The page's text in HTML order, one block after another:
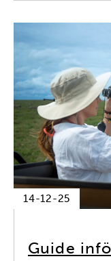
14-12-25
Guide